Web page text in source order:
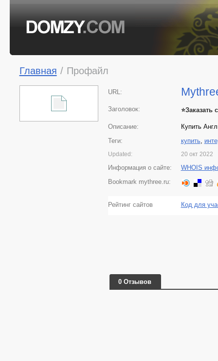
Главная / Профайл
URL:
Заголовок: ⭐️Заказать
Описание:
Купить
Теги:
купить,
Updated: 20 окт 2022
Информация о сайте:
WHOIS
Bookmark mythree.ru:
Рейтинг сайтов Код для
0 Отзывов